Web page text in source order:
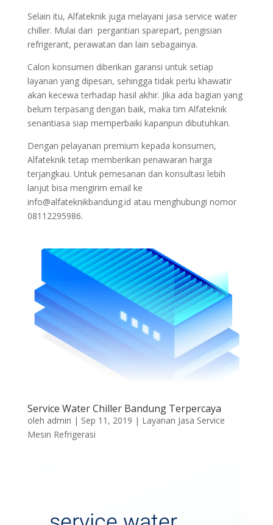
Selain itu, Alfateknik juga melayani jasa service water
chiller. Mulai dari pergantian sparepart, pengisian
refrigerant, perawatan dan lain sebagainya.
Calon konsumen diberikan garansi untuk setiap
layanan yang dipesan, sehingga tidak perlu khawatir
akan kecewa terhadap hasil akhir. Jika ada bagian yang
belum terpasang dengan baik, maka tim Alfateknik
senantiasa siap memperbaiki kapanpun dibutuhkan.
Dengan pelayanan premium kepada konsumen,
Alfateknik tetap memberikan penawaran harga
terjangkau. Untuk pemesanan dan konsultasi lebih
lanjut bisa mengirim email ke
info@alfateknikbandung.id atau menghubungi nomor
08112295986.
Service Water Chiller Bandung Terpercaya
oleh admin | Sep 11, 2019 | Layanan Jasa Service
Mesin Refrigerasi